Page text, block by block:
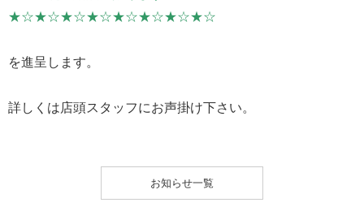
★☆★☆★☆★☆★☆★☆★☆★☆
を進呈します。
詳しくは店頭スタッフにお声掛け下さい。
お知らせ一覧